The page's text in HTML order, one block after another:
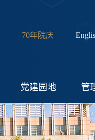
70年院庆
党建园地 管